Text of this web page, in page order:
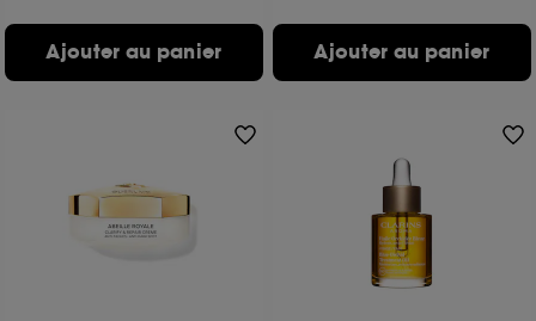
Ajouter au panier Ajouter au panier